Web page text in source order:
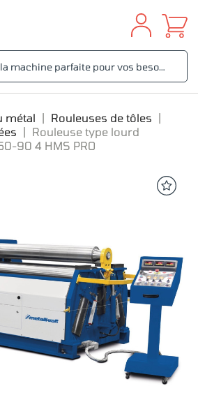
métal
Rouleuses de tôles
Rouleuse type lourd
90 4 HMS PRO